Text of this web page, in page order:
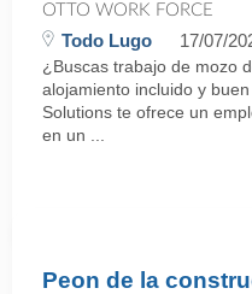
OTTO WORK FORCE
Todo Lugo 17/07/
¿Buscas trabajo de mozo
alojamiento incluido y
Solutions te ofrece un
en un ...
Peon de la